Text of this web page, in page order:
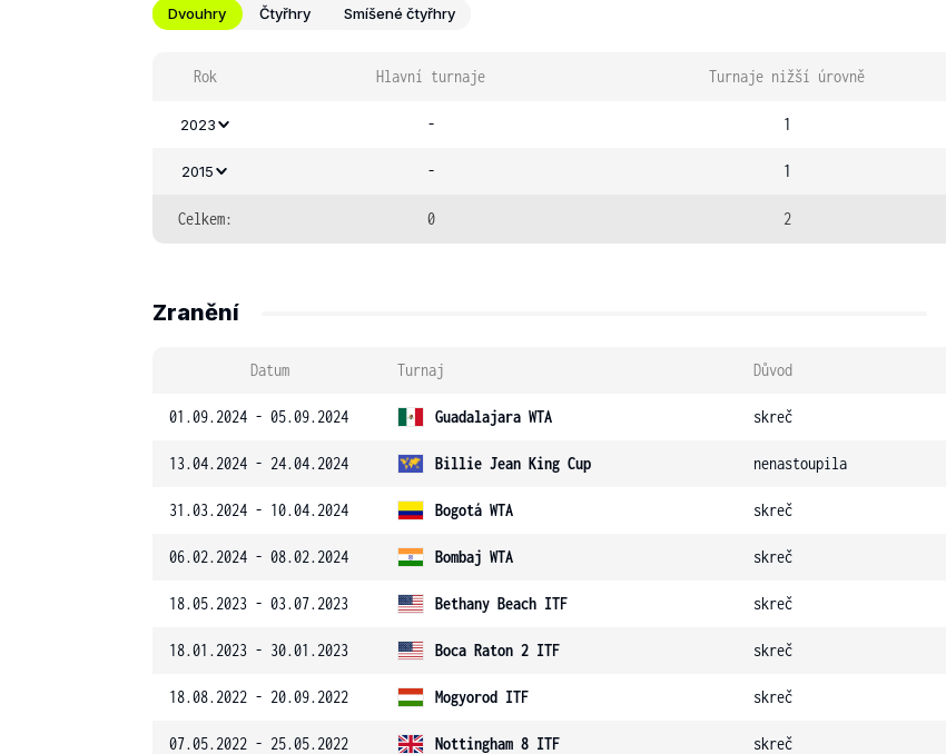
Dvouhry Čtyřhry Smíšené čtyřhry
Rok Hlavní turnaje Turnaje nižší úrovně
2023 - 1
2015 - 1
Celkem: 0 2
Zranění
Datum Turnaj Důvod
01.09.2024 - 05.09.2024 Guadalajara WTA skreč
13.04.2024 - 24.04.2024 Billie Jean King Cup nenastoupila
31.03.2024 - 10.04.2024 Bogotá WTA skreč
06.02.2024 - 08.02.2024 Bombaj WTA skreč
18.05.2023 - 03.07.2023 Bethany Beach ITF skreč
18.01.2023 - 30.01.2023 Boca Raton 2 ITF skreč
18.08.2022 - 20.09.2022 Mogyorod ITF skreč
07.05.2022 - 25.05.2022 Nottingham 8 ITF skreč